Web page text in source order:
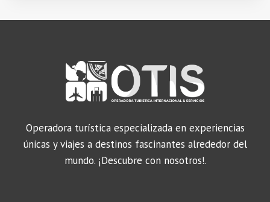
Operadora turística especializada en experiencias
únicas y viajes a destinos fascinantes alrededor del
mundo. ¡Descubre con nosotros!.